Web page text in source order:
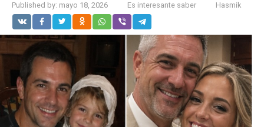
Published by: mayo 18, 2026 Es interesante saber Hasmik